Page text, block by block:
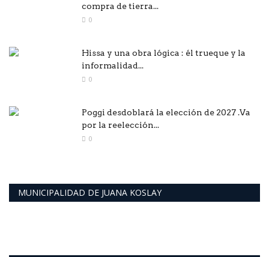
compra de tierra...
0
Hissa y una obra lógica : él trueque y la
informalidad...
0
Poggi desdoblará la elección de 2027 .Va
por la reelección...
0
MUNICIPALIDAD DE JUANA KOSLAY